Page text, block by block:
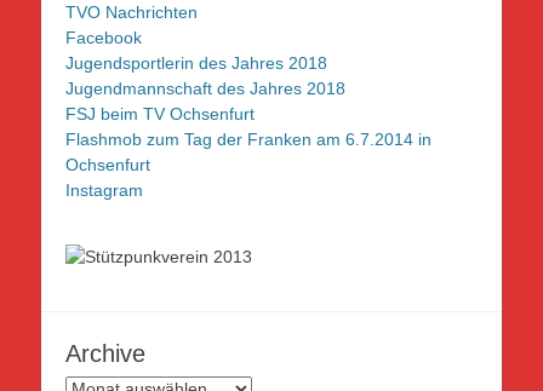
TVO Nachrichten
Facebook
Jugendsportlerin des Jahres 2018
Jugendmannschaft des Jahres 2018
FSJ beim TV Ochsenfurt
Flashmob zum Tag der Franken am 6.7.2014 in
Ochsenfurt
Instagram
Archive
Archive